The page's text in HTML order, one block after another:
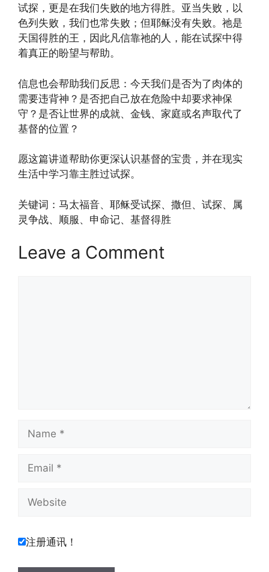
试探，更是在我们失败的地方得胜。亚当失败，以
色列失败，我们也常失败；但耶稣没有失败。祂是
天国得胜的王，因此凡信靠祂的人，能在试探中得
着真正的盼望与帮助。
信息也会帮助我们反思：今天我们是否为了肉体的
需要违背神？是否把自己放在危险中却要求神保
守？是否让世界的成就、金钱、家庭或名声取代了
基督的位置？
愿这篇讲道帮助你更深认识基督的宝贵，并在现实
生活中学习靠主胜过试探。
关键词：马太福音、耶稣受试探、撒但、试探、属
灵争战、顺服、申命记、基督得胜
Leave a Comment
Name
Email
Website
注册通讯！